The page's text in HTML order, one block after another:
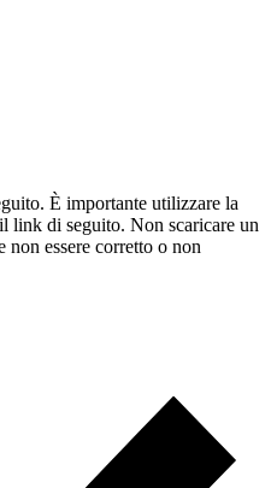
È importante utilizzare la
link di seguito. Non scaricare un
essere corretto o non